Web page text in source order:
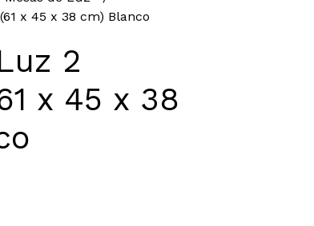
x 45 x 38 cm) Blanco
2
x 45 x 38